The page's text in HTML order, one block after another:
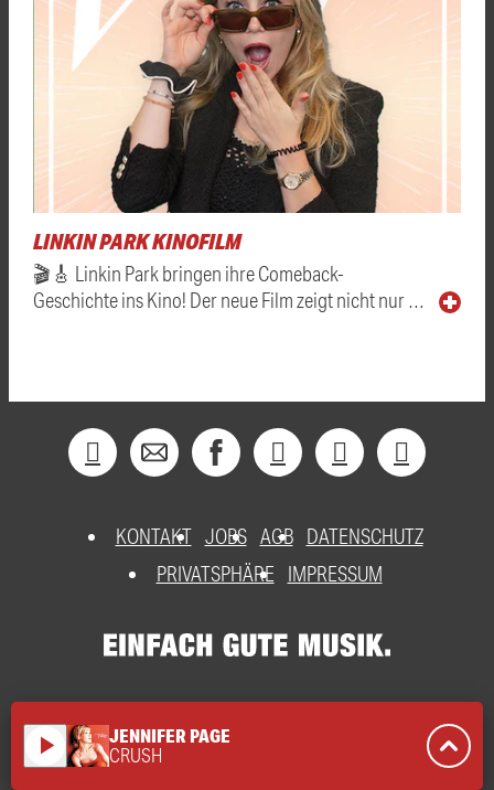
LINKIN PARK KINOFILM
🎬🎸 Linkin Park bringen ihre Comeback-
Geschichte ins Kino! Der neue Film zeigt nicht nur …
KONTAKT JOBS AGB DATENSCHUTZ
PRIVATSPHÄRE
IMPRESSUM
play_arrow JENNIFER PAGE
CRUSH